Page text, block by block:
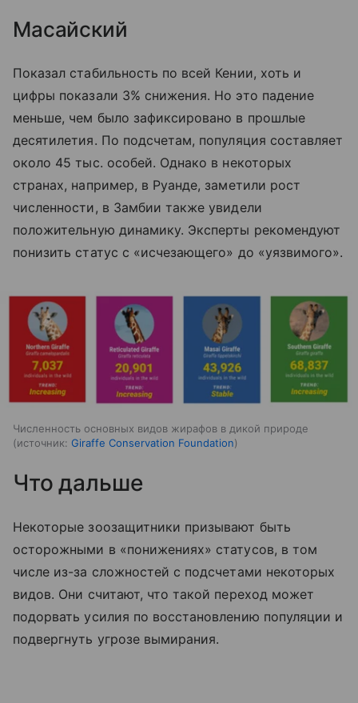
Масайский
Показал стабильность по всей Кении, хоть и
цифры показали 3% снижения. Но это падение
меньше, чем было зафиксировано в прошлые
десятилетия. По подсчетам, популяция составляет
около 45 тыс. особей. Однако в некоторых
странах, например, в Руанде, заметили рост
численности, в Замбии также увидели
положительную динамику. Эксперты рекомендуют
понизить статус с «исчезающего» до «уязвимого».
Численность основных видов жирафов в дикой природе
источник: Giraffe Conservation Foundation
Что дальше
Некоторые зоозащитники призывают быть
осторожными в «понижениях» статусов, в том
числе из-за сложностей с подсчетами некоторых
видов. Они считают, что такой переход может
подорвать усилия по восстановлению популяции и
подвергнуть угрозе вымирания.